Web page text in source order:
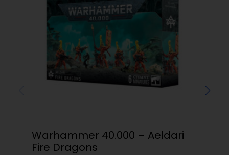
Warhammer 40.000 – Aeldari
Fire Dragons